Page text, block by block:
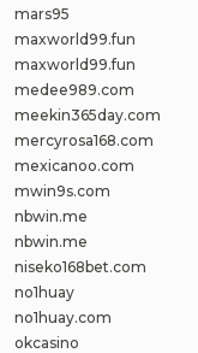
mars95
maxworld99.fun
maxworld99.fun
medee989.com
meekin365day.com
mercyrosa168.com
mexicanoo.com
mwin9s.com
nbwin.me
nbwin.me
niseko168bet.com
no1huay
no1huay.com
okcasino